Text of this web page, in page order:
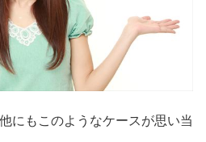
にもこのようなケースが思い当